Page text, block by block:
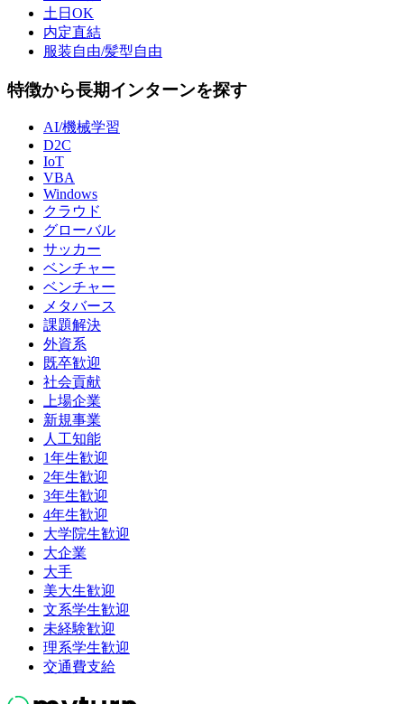
土日OK
内定直結
服装自由/髪型自由
特徴から長期インターンを探す
AI/機械学習
D2C
IoT
VBA
Windows
クラウド
グローバル
サッカー
ベンチャー
ベンチャー
メタバース
課題解決
外資系
既卒歓迎
社会貢献
上場企業
新規事業
人工知能
1年生歓迎
2年生歓迎
3年生歓迎
4年生歓迎
大学院生歓迎
大企業
大手
美大生歓迎
文系学生歓迎
未経験歓迎
理系学生歓迎
交通費支給